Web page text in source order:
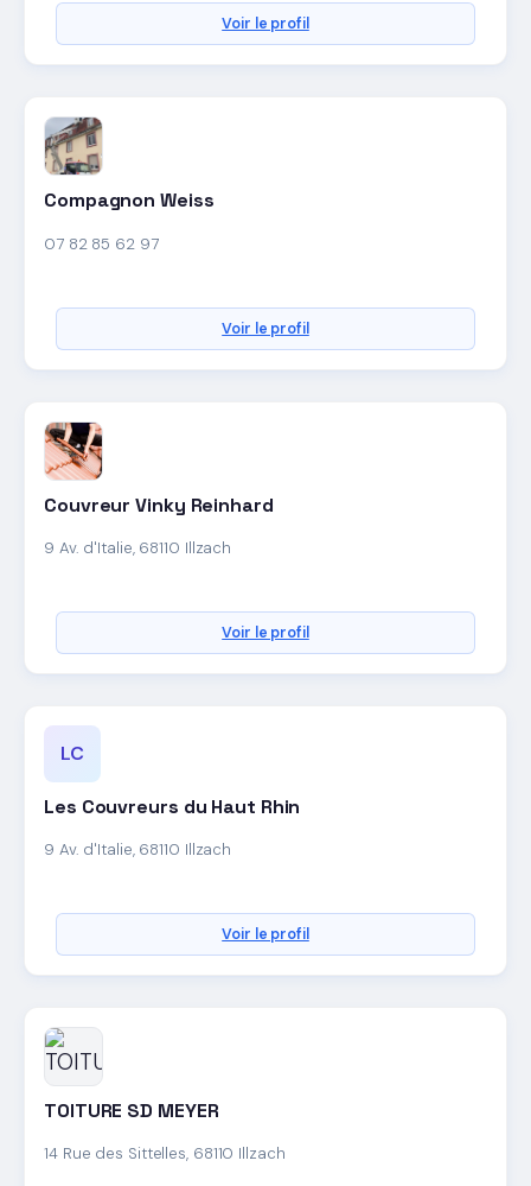
Voir le profil
Compagnon Weiss
07 82 85 62 97
Voir le profil
Couvreur Vinky Reinhard
9 Av. d'Italie, 68110 Illzach
Voir le profil
LC
Les Couvreurs du Haut Rhin
9 Av. d'Italie, 68110 Illzach
Voir le profil
TOITURE SD MEYER
14 Rue des Sittelles, 68110 Illzach